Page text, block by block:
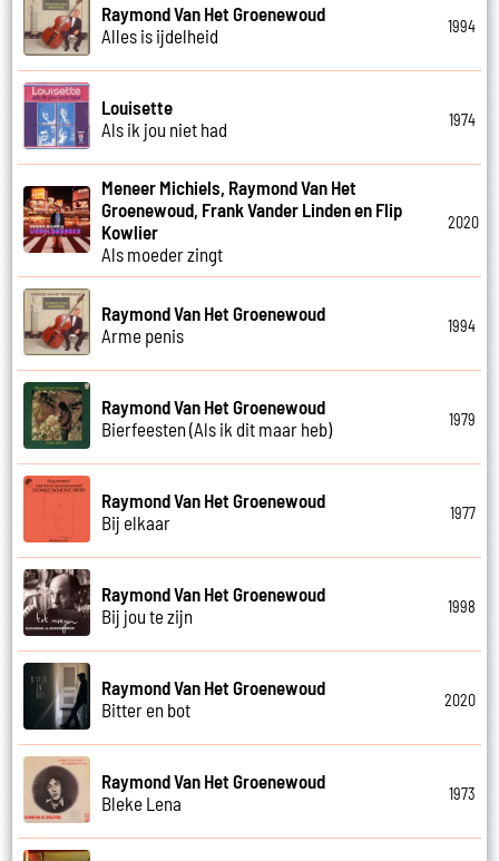
Raymond Van Het Groenewoud
Alles is ijdelheid
1994
Louisette
Als ik jou niet had
1974
Meneer Michiels, Raymond Van Het
Groenewoud, Frank Vander Linden en Flip
Kowlier
Als moeder zingt
2020
Raymond Van Het Groenewoud
Arme penis
1994
Raymond Van Het Groenewoud
Bierfeesten (Als ik dit maar heb)
1979
Raymond Van Het Groenewoud
Bij elkaar
1977
Raymond Van Het Groenewoud
Bij jou te zijn
1998
Raymond Van Het Groenewoud
Bitter en bot
2020
Raymond Van Het Groenewoud
Bleke Lena
1973